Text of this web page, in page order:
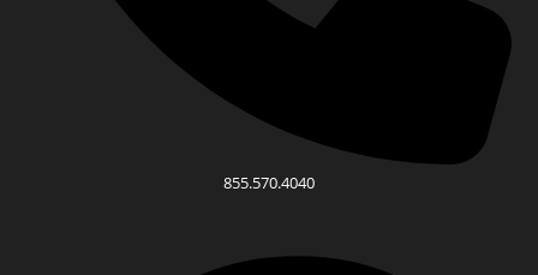
855.570.4040